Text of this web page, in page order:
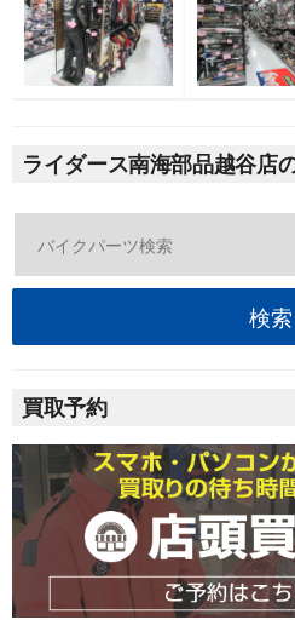
ライダース南海部品越谷店
検索
買取予約